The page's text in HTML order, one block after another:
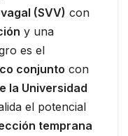
(SVV) con
y una
es el
conjunto con
la Universidad
el potencial
temprana